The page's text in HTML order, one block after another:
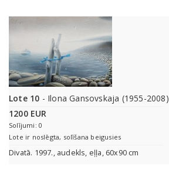
Lote 10 - Ilona Gansovskaja (1955-2008)
1200 EUR
Solījumi: 0
Lote ir noslēgta, solīšana beigusies
Divatā. 1997., audekls, eļļa, 60x90 cm